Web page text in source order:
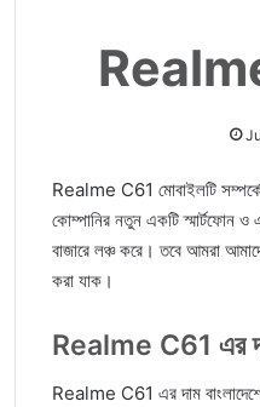
Realme
Realme C61 মোবাইলটি
কোম্পানির নতুন একটি স্মার্টফোন
বাজারে লঞ্চ করে। তবে আমরা
করা যাক।
Realme C61 এর
Realme C61 এর দাম বাংলাদেশে